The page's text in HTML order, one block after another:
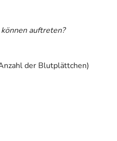
auftreten?
der Blutplättchen)